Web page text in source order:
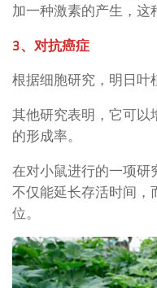
加一种激素的产生，这
3、对抗癌症
根据细胞研究，明日叶
其他研究表明，它可以
的形成率。
在对小鼠进行的一项研
不仅能延长存活时间，
位。